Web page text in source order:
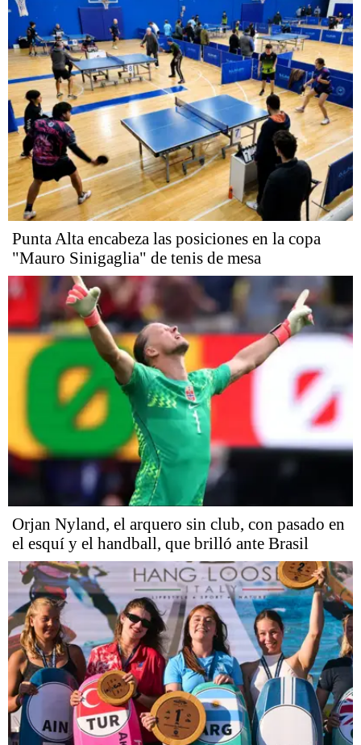
Punta Alta encabeza las posiciones en la copa
"Mauro Sinigaglia" de tenis de mesa
Orjan Nyland, el arquero sin club, con pasado en
el esquí y el handball, que brilló ante Brasil